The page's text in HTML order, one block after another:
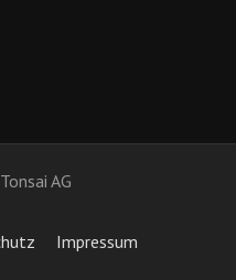
AG
Impressum